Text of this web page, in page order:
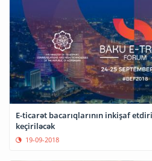
E-ticarət bacarıqlarının inkişaf
keçiriləcək
19-09-2018